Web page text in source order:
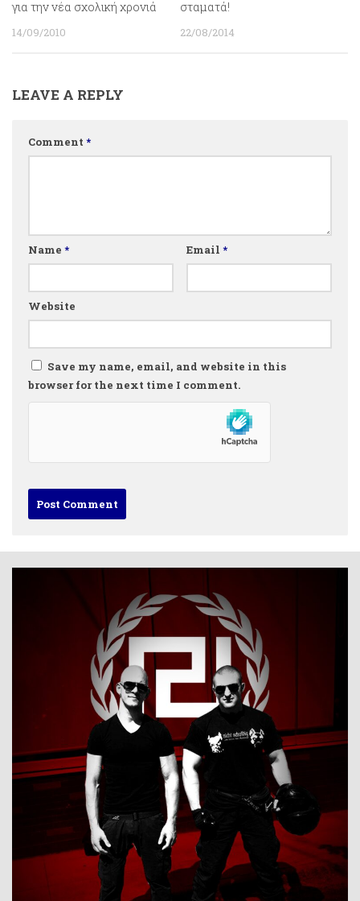
για την νέα σχολική χρονιά
14/09/2010
σταματά!
22/08/2014
LEAVE A REPLY
Comment *
Name * Email *
Website
Save my name, email, and website in this
browser for the next time I comment.